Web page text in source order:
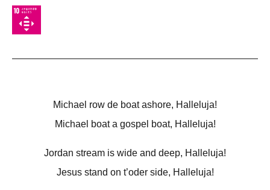
Michael row de boat ashore, Halleluja!
Michael boat a gospel boat, Halleluja!
Jordan stream is wide and deep, Halleluja!
Jesus stand on t’oder side, Halleluja!